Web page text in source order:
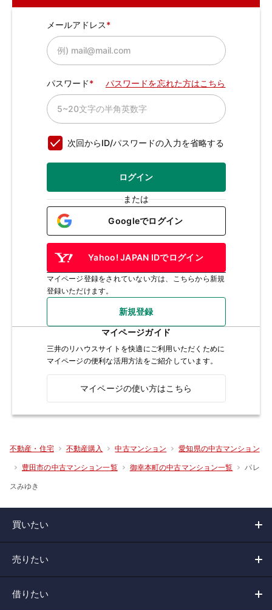
メールアドレス
パスワード パスワードを忘れた方はこちら
次回からID/パスワードの入力を省略する
ログイン
または
Googleでログイン
Yahoo! JAPAN IDでログイン
マイページ登録をされていない方は、こちらから新規
登録いただけます。
新規登録
マイページガイド
三井のリハウスサイトを快適にご利用いただくために
マイページの便利な活用方法をご紹介しています。
マイページの使い方はこちら
不動産・住宅 不動産購入 中古マンション 愛知県の中古マンション
豊田市の中古マンション一覧 御幸本町の中古マンション一覧 パレ
スみゆき
買いたい
売りたい
借りたい